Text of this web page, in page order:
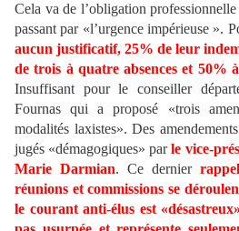
Cela va de l’obligation
passant par «l’urgence impérieuse ».
aucun justificatif, 25% de leur
de trois à quatre absences et 50%
Insuffisant pour le conseiller
Fournas qui a proposé «trois
modalités laxistes». Des
jugés «démagogiques» parle vice-
Marie Darmian. Ce dernier
réunions et commissions se
le courant anti-élus est